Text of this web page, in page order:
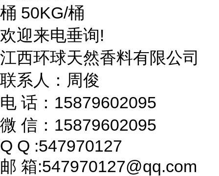
桶 50KG/桶
欢迎来电垂询!
江西环球天然香料有限公司
联系人：周俊
电 话：15879602095
微 信：15879602095
Q Q :547970127
邮 箱:547970127@qq.com